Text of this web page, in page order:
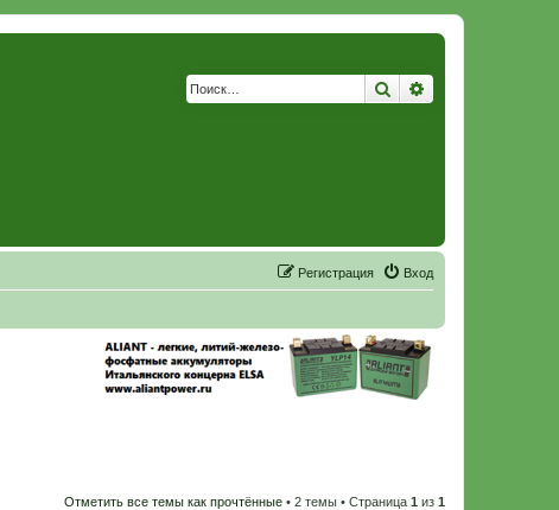
Поиск
Вход
Регистрация
Отметить все темы как прочтённые • 2 темы • Страница 1 из 1